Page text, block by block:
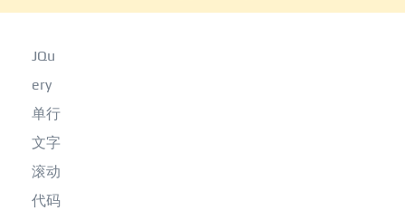
JQu
ery
单行
文字
滚动
代码